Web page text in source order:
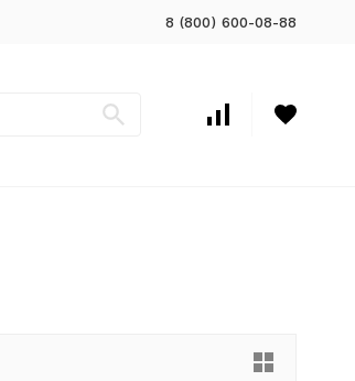
8 (800) 600-08-88